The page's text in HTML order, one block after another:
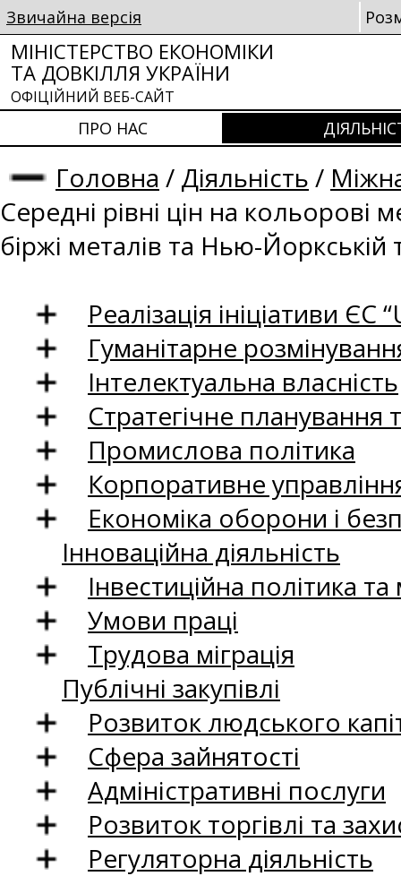
Звичайна версія
МІНІСТЕРСТВО ЕКОНОМІКИ
ТА ДОВКІЛЛЯ УКРАЇНИ
ОФІЦІЙНИЙ ВЕБ-САЙТ
ПРО НАС
Головна / Діяльність /
Середні рівні цін на кольорові
біржі металів та Нью-Йоркській
Реалізація ініціативи ЄС
Гуманітарне
Інтелектуальна власність
Стратегічне
Промислова політика
Корпоративне
Економіка оборони і
Інноваційна діяльність
Інвестиційна політика
Умови праці
Трудова міграція
Публічні закупівлі
Розвиток людського
Сфера зайнятості
Адміністративні послуги
Розвиток торгівлі та
Регуляторна діяльність